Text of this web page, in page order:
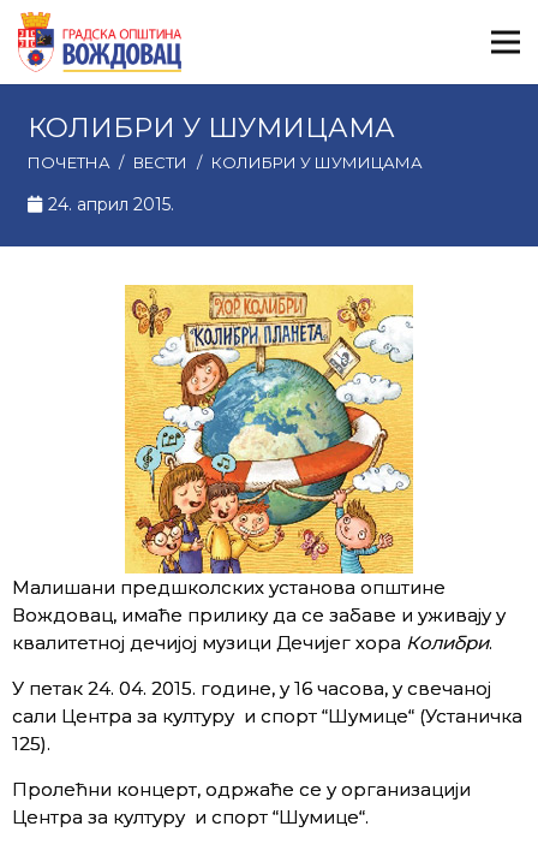
КОЛИБРИ У ШУМИЦАМА
ПОЧЕТНА / ВЕСТИ / КОЛИБРИ У ШУМИЦАМА
24. април 2015.
Малишани предшколских установа општине
Вождовац, имаће прилику да се забаве и уживају у
квалитетној дечијој музици Дечијег хора Колибри.
У петак 24. 04. 2015. године, у 16 часова, у свечаној
сали Центра за културу и спорт “Шумице“ (Устаничка
125).
Пролећни концерт, одржаће се у организацији
Центра за културу и спорт “Шумице“.